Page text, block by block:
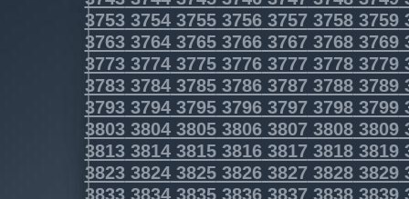
3753375437553756375737583759
3763376437653766376737683769
3773377437753776377737783779
3783378437853786378737883789
3793379437953796379737983799
3803380438053806380738083809
3813381438153816381738183819
3823382438253826382738283829
3833383438353836383738383839